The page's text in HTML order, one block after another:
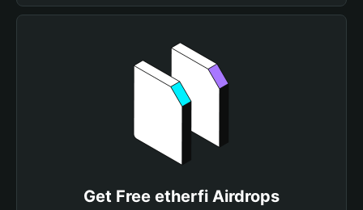
Get Free etherfi Airdrops